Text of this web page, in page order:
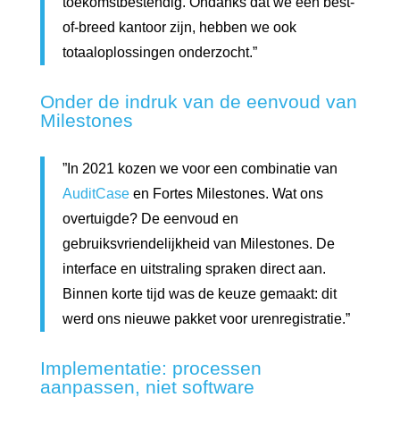
of-breed kantoor zijn, hebben we ook
totaaloplossingen onderzocht.”
Onder de indruk van de eenvoud van
Milestones
”In 2021 kozen we voor een combinatie van
AuditCaseen Fortes Milestones. Wat ons
overtuigde? De eenvoud en
gebruiksvriendelijkheid van Milestones. De
interface en uitstraling spraken direct aan.
Binnen korte tijd was de keuze gemaakt: dit
werd ons nieuwe pakket voor urenregistratie.”
Implementatie: processen
aanpassen, niet software